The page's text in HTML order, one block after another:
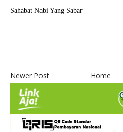
Sahabat Nabi Yang Sabar
Newer Post Home